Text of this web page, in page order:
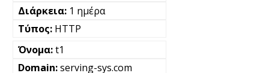
1 ημέρα
HTTP
t1
serving-sys.com